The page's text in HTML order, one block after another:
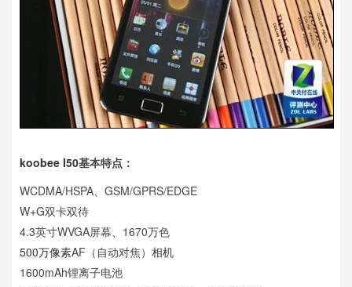
koobee I50基本特点：
WCDMA/HSPA、GSM/GPRS/EDGE
W+G双卡双待
4.3英寸WVGA屏幕、1670万色
500万像素AF（自动对焦） 相机
1600mAh锂离子电池